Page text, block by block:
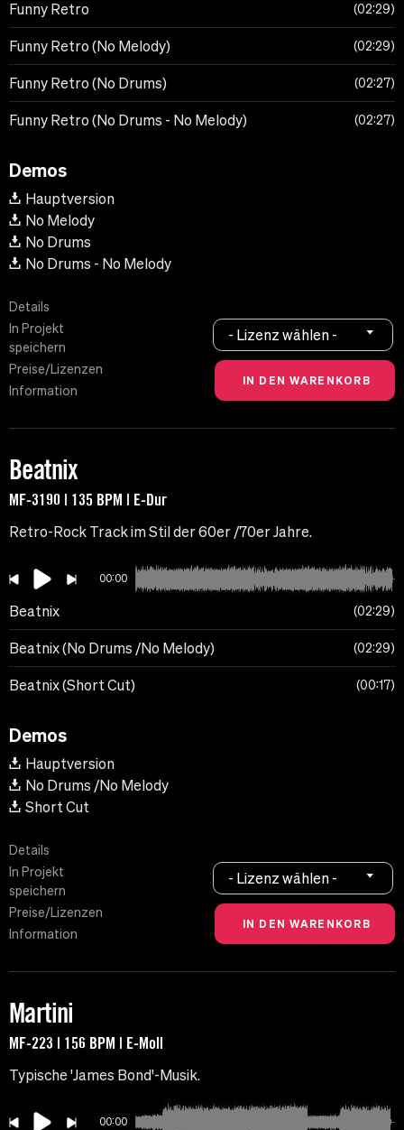
Funny Retro 02:29
Funny Retro (No Melody) 02:29
Funny Retro (No Drums) 02:27
Funny Retro (No Drums - No Melody) 02:27
Demos
Hauptversion
No Melody
No Drums
No Drums - No Melody
Details
In Projekt
speichern
Preise/Lizenzen
Information
- Lizenz wählen -
Beatnix
MF-3190 | 135 BPM | E-Dur
Retro-Rock Track im Stil der 60er /70er Jahre.
00:00
Beatnix 02:29
Beatnix (No Drums /No Melody) 02:29
Beatnix (Short Cut) 00:17
Demos
Hauptversion
No Drums /No Melody
Short Cut
Details
In Projekt
speichern
Preise/Lizenzen
Information
- Lizenz wählen -
Martini
MF-223 | 156 BPM | E-Moll
Typische 'James Bond'-Musik.
00:00